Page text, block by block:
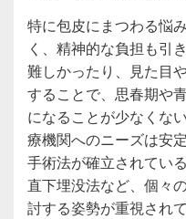
特に包皮にまつわる悩
く、精神的な負担も引
難しかったり、見た目
することで、思春期や
になることが少なくな
療機関へのニーズは安
手術法が確立されてい
直下埋没法など、個々
討する姿勢が重視されて